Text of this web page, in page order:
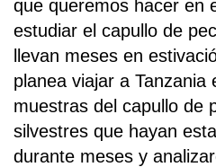
que queremos hacer en
estudiar el capullo de
llevan meses en
planea viajar a
muestras del capullo de
silvestres que hayan
durante meses y